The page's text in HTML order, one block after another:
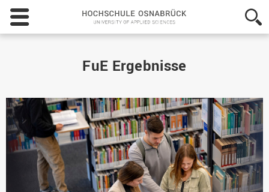
Hochschule
Osnabrück
-
FuE Ergebnisse